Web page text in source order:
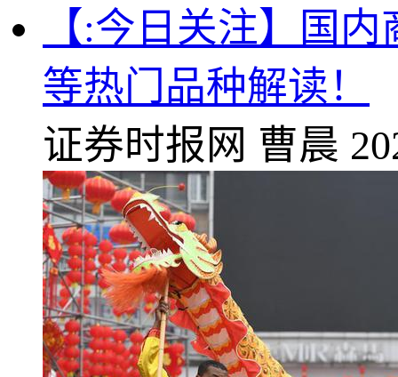
【:今日关注】国
等热门品种解读！
证券时报网 曹晨